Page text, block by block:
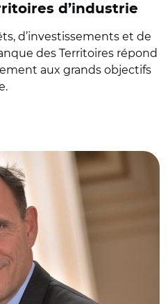
d’industrie
d’investissements et de
des Territoires répond
aux grands objectifs